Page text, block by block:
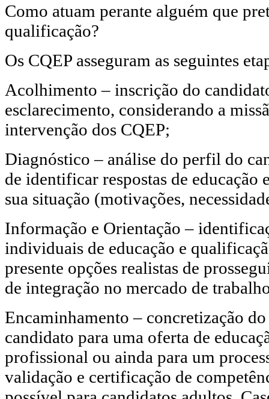
Como atuam perante alguém que
qualificação?
Os CQEP asseguram as seguintes
Acolhimento – inscrição do
esclarecimento, considerando a
intervenção dos CQEP;
Diagnóstico – análise do perfil do
de identificar respostas de educação
sua situação (motivações,
Informação e Orientação –
individuais de educação e
presente opções realistas de
de integração no mercado de
Encaminhamento – concretização
candidato para uma oferta de
profissional ou ainda para um
validação e certificação de